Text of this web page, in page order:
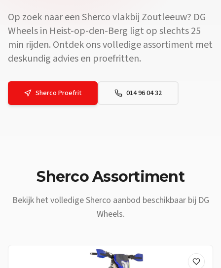
Op zoek naar eenShercovlakbij Zoutleeuw? DG
Wheels in Heist-op-den-Berg ligt op slechts25
min rijden. Ontdek ons volledige assortiment met
deskundig advies en proefritten.
Sherco Proefrit 014 96 04 32
ShercoAssortiment
Bekijk het volledigeSherco aanbod beschikbaar bij DG
Wheels.